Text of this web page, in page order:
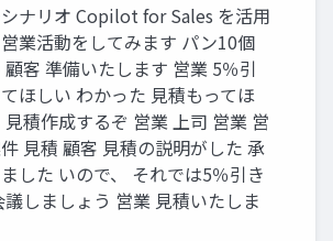
ナリオ Copilot for Sales を活用
営業活動をしてみます パン10個
顧客 準備いたします 営業 5％引
ほしい わかった 見積もってほ
見積作成するぞ 営業 上司 営業 営
見積 顧客 見積の説明がした 承
した いので、 それでは5％引き
議しましょう 営業 見積いたしま